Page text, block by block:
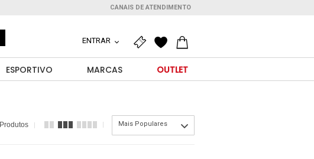
CANAIS DE ATENDIMENTO
ENTRAR
ESPORTIVO MARCAS OUTLET
Produtos Mais Populares